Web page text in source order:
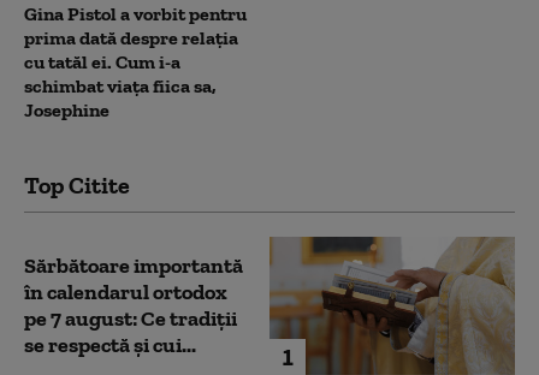
Gina Pistol a vorbit pentru
prima dată despre relația
cu tatăl ei. Cum i-a
schimbat viața fiica sa,
Josephine
Top Citite
1
Sărbătoare importantă
în calendarul ortodox
pe 7 august: Ce tradiții
se respectă și cui...